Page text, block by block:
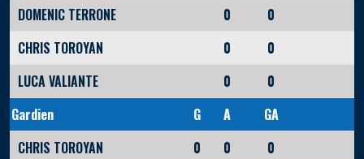
DOMENIC TERRONE
0
0
CHRIS TOROYAN
0
0
LUCA VALIANTE
0
0
Gardien
G A
GA
CHRIS TOROYAN
0 0 0